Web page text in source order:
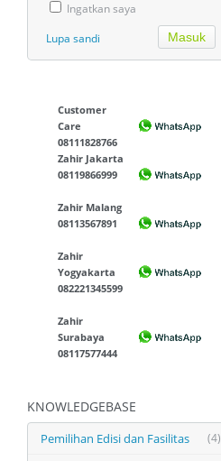
Ingatkan saya
Lupa sandi
Customer
Care
08111828766
Zahir Jakarta
08119866999
Zahir Malang
08113567891
Zahir
Yogyakarta
082221345599
Zahir
Surabaya
08117577444
KNOWLEDGEBASE
(4)
Pemilihan Edisi dan Fasilitas